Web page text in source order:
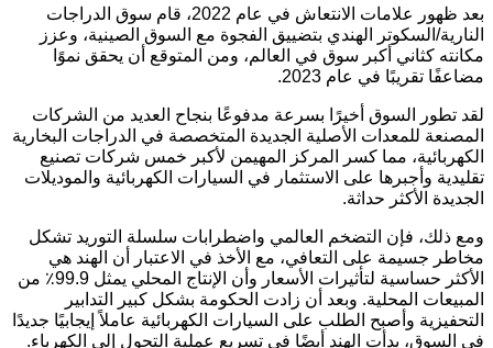
بعد ظهور علامات الانتعاش في عام 2022، قام سوق الدراجات
النارية/السكوتر الهندي بتضييق الفجوة مع السوق الصينية، وعزز
مكانته كثاني أكبر سوق في العالم، ومن المتوقع أن يحقق نموًا
مضاعفًا تقريبًا في عام 2023.
لقد تطور السوق أخيرًا بسرعة مدفوعًا بنجاح العديد من الشركات
المصنعة للمعدات الأصلية الجديدة المتخصصة في الدراجات البخارية
الكهربائية، مما كسر المركز المهيمن لأكبر خمس شركات تصنيع
تقليدية وأجبرها على الاستثمار في السيارات الكهربائية والموديلات
الجديدة الأكثر حداثة.
ومع ذلك، فإن التضخم العالمي واضطرابات سلسلة التوريد تشكل
مخاطر جسيمة على التعافي، مع الأخذ في الاعتبار أن الهند هي
الأكثر حساسية لتأثيرات الأسعار وأن الإنتاج المحلي يمثل 99.9٪ من
المبيعات المحلية. وبعد أن زادت الحكومة بشكل كبير التدابير
التحفيزية وأصبح الطلب على السيارات الكهربائية عاملاً إيجابيًا جديدًا
في السوق، بدأت الهند أيضًا في تسريع عملية التحول إلى الكهرباء.